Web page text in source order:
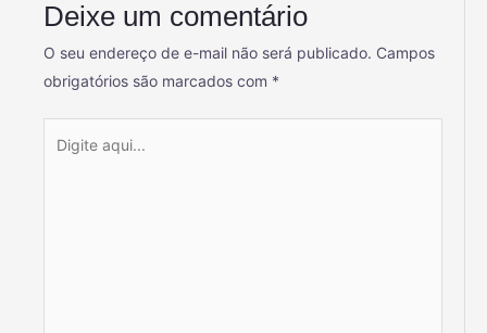
Deixe um comentário
O seu endereço de e-mail não será publicado. Campos
obrigatórios são marcados com *